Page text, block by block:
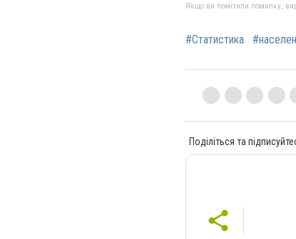
Якщо ви помітили помилку,
#Статистика
Поділіться та